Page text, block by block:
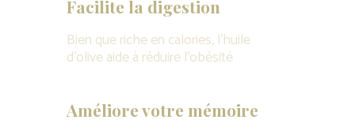
Facilite la digestion
Bien que riche en calories, l’huile
d’olive aide à réduire l’obésité
Améliore votre mémoire